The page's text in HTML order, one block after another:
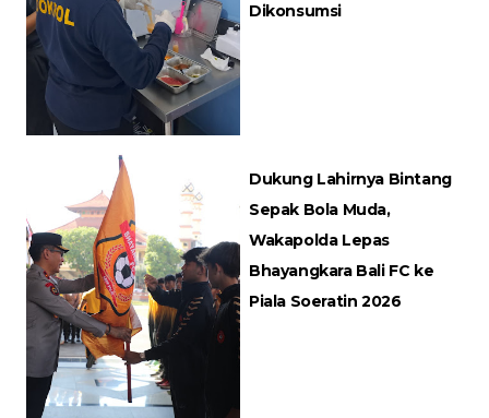
Dikonsumsi
Dukung Lahirnya Bintang
Sepak Bola Muda,
Wakapolda Lepas
Bhayangkara Bali FC ke
Piala Soeratin 2026